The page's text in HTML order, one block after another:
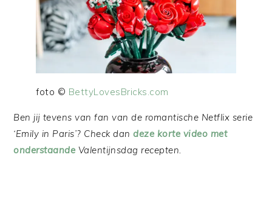
foto © BettyLovesBricks.com
Ben jij tevens van fan van de romantische Netflix serie
‘Emily in Paris’? Check dandeze korte video met
onderstaande Valentijnsdag recepten.